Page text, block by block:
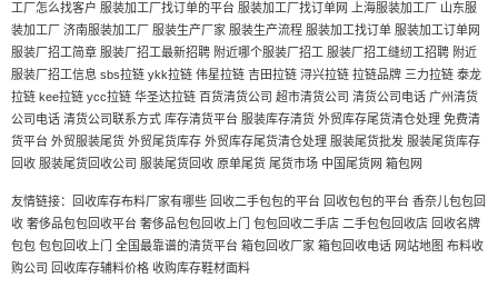
工厂怎么找客户 服装加工厂找订单的平台 服装加工厂找订单网 上海服装加工厂
山东服
装加工厂
济南服装加工厂 服装生产厂家 服装生产流程 服装加工找订单 服装加工订单网
服装厂招工简章 服装厂招工最新招聘 附近哪个服装厂招工 服装厂招工缝纫工招聘 附近
服装厂招工信息 sbs拉链 ykk拉链 伟星拉链 吉田拉链 浔兴拉链 拉链品牌 三力拉链 泰龙
拉链 kee拉链 ycc拉链 华圣达拉链 百货清货公司 超市清货公司 清货公司电话 广州清货
公司电话 清货公司联系方式 库存清货平台 服装库存清货 外贸库存尾货清仓处理 免费清
货平台 外贸服装尾货 外贸尾货库存 外贸库存尾货清仓处理 服装尾货批发 服装尾货库存
回收 服装尾货回收公司 服装尾货回收 原单尾货 尾货市场 中国尾货网 箱包网
友情链接： 回收库存布料厂家有哪些 回收二手包包的平台 回收包包的平台 香奈儿包包回
收 奢侈品包包回收平台 奢侈品包包回收上门 包包回收二手店 二手包包回收店 回收名牌
包包 包包回收上门 全国最靠谱的清货平台 箱包回收厂家箱包回收电话 网站地图 布料收
购公司 回收库存辅料价格收购库存鞋材面料